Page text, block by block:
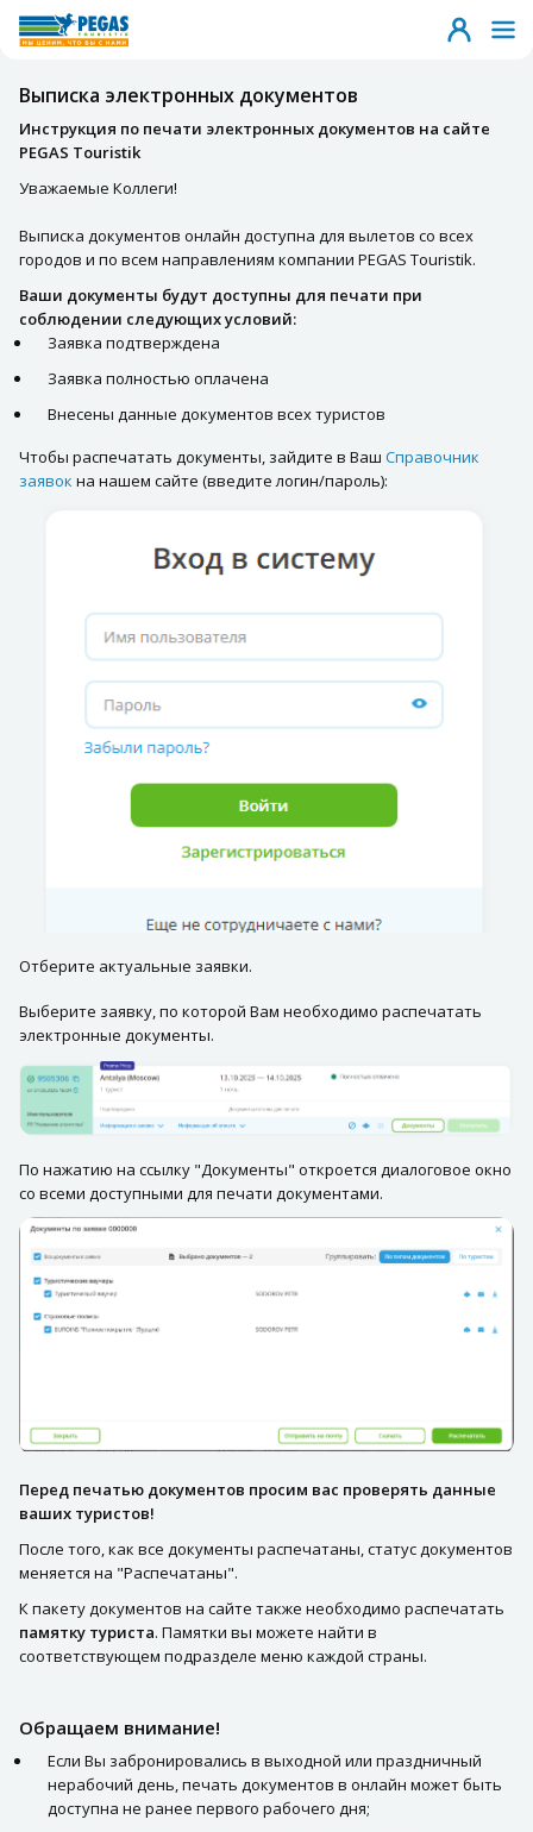
Выписка электронных документов
Инструкция по печати электронных документов на сайте
PEGAS Touristik
Уважаемые Коллеги!
Выписка документов онлайн доступна для вылетов со всех
городов и по всем направлениям компании PEGAS Touristik.
Ваши документы будут доступны для печати при
соблюдении следующих условий:
Заявка подтверждена
Заявка полностью оплачена
Внесены данные документов всех туристов
Чтобы распечатать документы, зайдите в Ваш Справочник
заявок на нашем сайте (введите логин/пароль):
Отберите актуальные заявки.
Выберите заявку, по которой Вам необходимо распечатать
электронные документы.
По нажатию на ссылку "Документы" откроется диалоговое окно
со всеми доступными для печати документами.
Перед печатью документов просим вас проверять данные
ваших туристов!
После того, как все документы распечатаны, статус документов
меняется на "Распечатаны".
К пакету документов на сайте также необходимо распечатать
памятку туриста. Памятки вы можете найти в
соответствующем подразделе меню каждой страны.
Обращаем внимание!
Если Вы забронировались в выходной или праздничный
нерабочий день, печать документов в онлайн может быть
доступна не ранее первого рабочего дня;